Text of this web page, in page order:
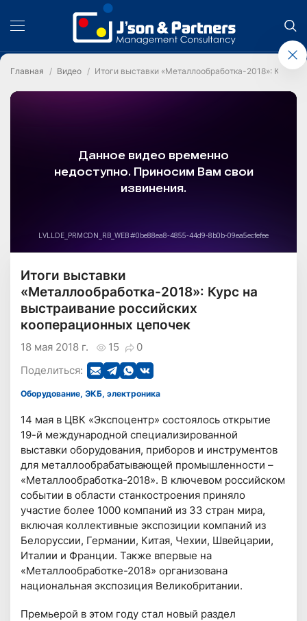
Главная Видео Итоги выставки «Металлообработка-2018»: Курс
Итоги выставки
«Металлообработка-2018»: Курс на
выстраивание российских
кооперационных цепочек
15 0
18 мая 2018 г.
Поделиться:
Оборудование, ЭКБ, электроника
14 мая в ЦВК «Экспоцентр» состоялось открытие
19-й международной специализированной
выставки оборудования, приборов и инструментов
для металлообрабатывающей промышленности –
«Металлообработка-2018». В ключевом российском
событии в области станкостроения приняло
участие более 1000 компаний из 33 стран мира,
включая коллективные экспозиции компаний из
Белоруссии, Германии, Китая, Чехии, Швейцарии,
Италии и Франции. Также впервые на
«Металлообработке-2018» организована
национальная экспозиция Великобритании.
Премьерой в этом году стал новый раздел